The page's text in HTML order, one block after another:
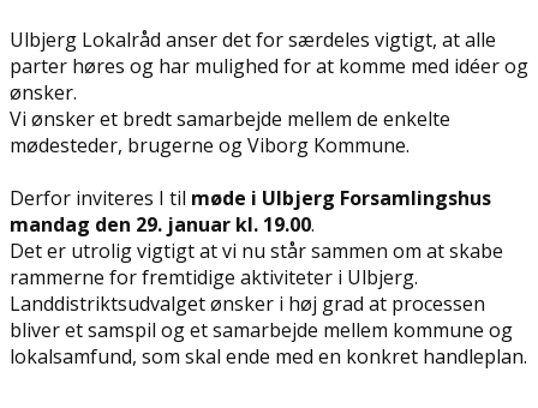
Ulbjerg Lokalråd anser det for særdeles vigtigt, at alle
parter høres og har mulighed for at komme med idéer og
ønsker.
Vi ønsker et bredt samarbejde mellem de enkelte
mødesteder, brugerne og Viborg Kommune.
Derfor inviteres I til møde i Ulbjerg Forsamlingshus
mandag den 29. januar kl. 19.00.
Det er utrolig vigtigt at vi nu står sammen om at skabe
rammerne for fremtidige aktiviteter i Ulbjerg.
Landdistriktsudvalget ønsker i høj grad at processen
bliver et samspil og et samarbejde mellem kommune og
lokalsamfund, som skal ende med en konkret handleplan.